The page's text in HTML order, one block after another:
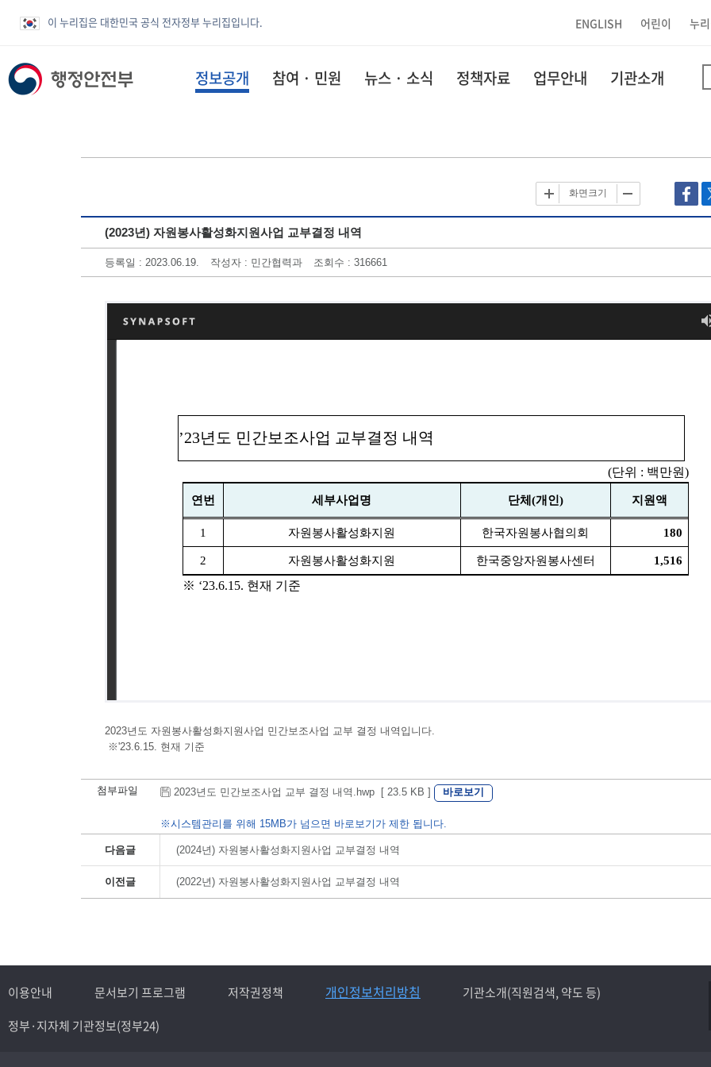
이 누리집은 대한민국 공식 전자정부 누리집입니다. ENGLISH 어린이 누
정보공개 참여 · 민원 뉴스 · 소식 정책자료 업무안내 기관소개
화면크기
(2023년) 자원봉사활성화지원사업 교부결정 내역
등록일 : 2023.06.19. 작성자 : 민간협력과 조회수 : 316661
2023년도 자원봉사활성화지원사업 민간보조사업 교부 결정 내역입니다.
※'23.6.15. 현재 기준
첨부파일 2023년도 민간보조사업 교부 결정 내역.hwp [ 23.5 KB ] 바로보기
※시스템관리를 위해 15MB가 넘으면 바로보기가 제한 됩니다.
다음글 (2024년) 자원봉사활성화지원사업 교부결정 내역
이전글 (2022년) 자원봉사활성화지원사업 교부결정 내역
이용안내 문서보기 프로그램 저작권정책 개인정보처리방침
기관소개(직원검색, 약도 등)
정부·지자체 기관정보(정부24)